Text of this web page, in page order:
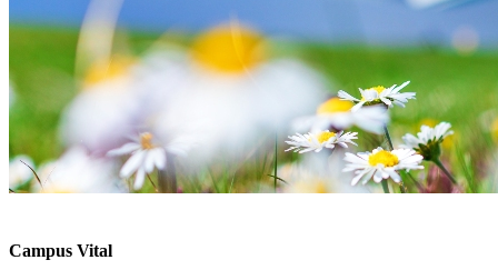
Campus Vital